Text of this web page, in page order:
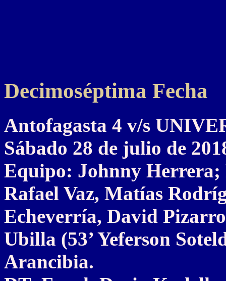
Decimoséptima Fecha
Antofagasta 4 v/s
Sábado 28 de julio de
Equipo: Johnny Herrera;
Rafael Vaz, Matías
Echeverría, David
Ubilla (53’ Yeferson
Arancibia.